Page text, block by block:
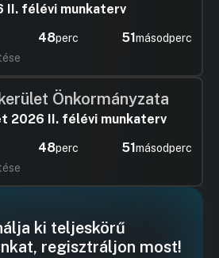
II. félévi munkaterv
48perc 51másodperc
Önkormányzata
2026 II. félévi munkaterv
48perc 51másodperc
ki teljeskörű
regisztráljon most!